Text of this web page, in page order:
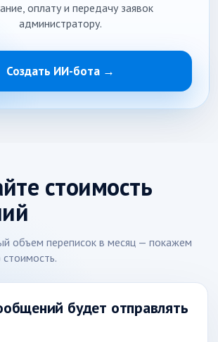
оплату и передачу заявок
администратору.
Создать ИИ-бота →
стоимость
объем переписок в месяц — покажем
будет отправлять